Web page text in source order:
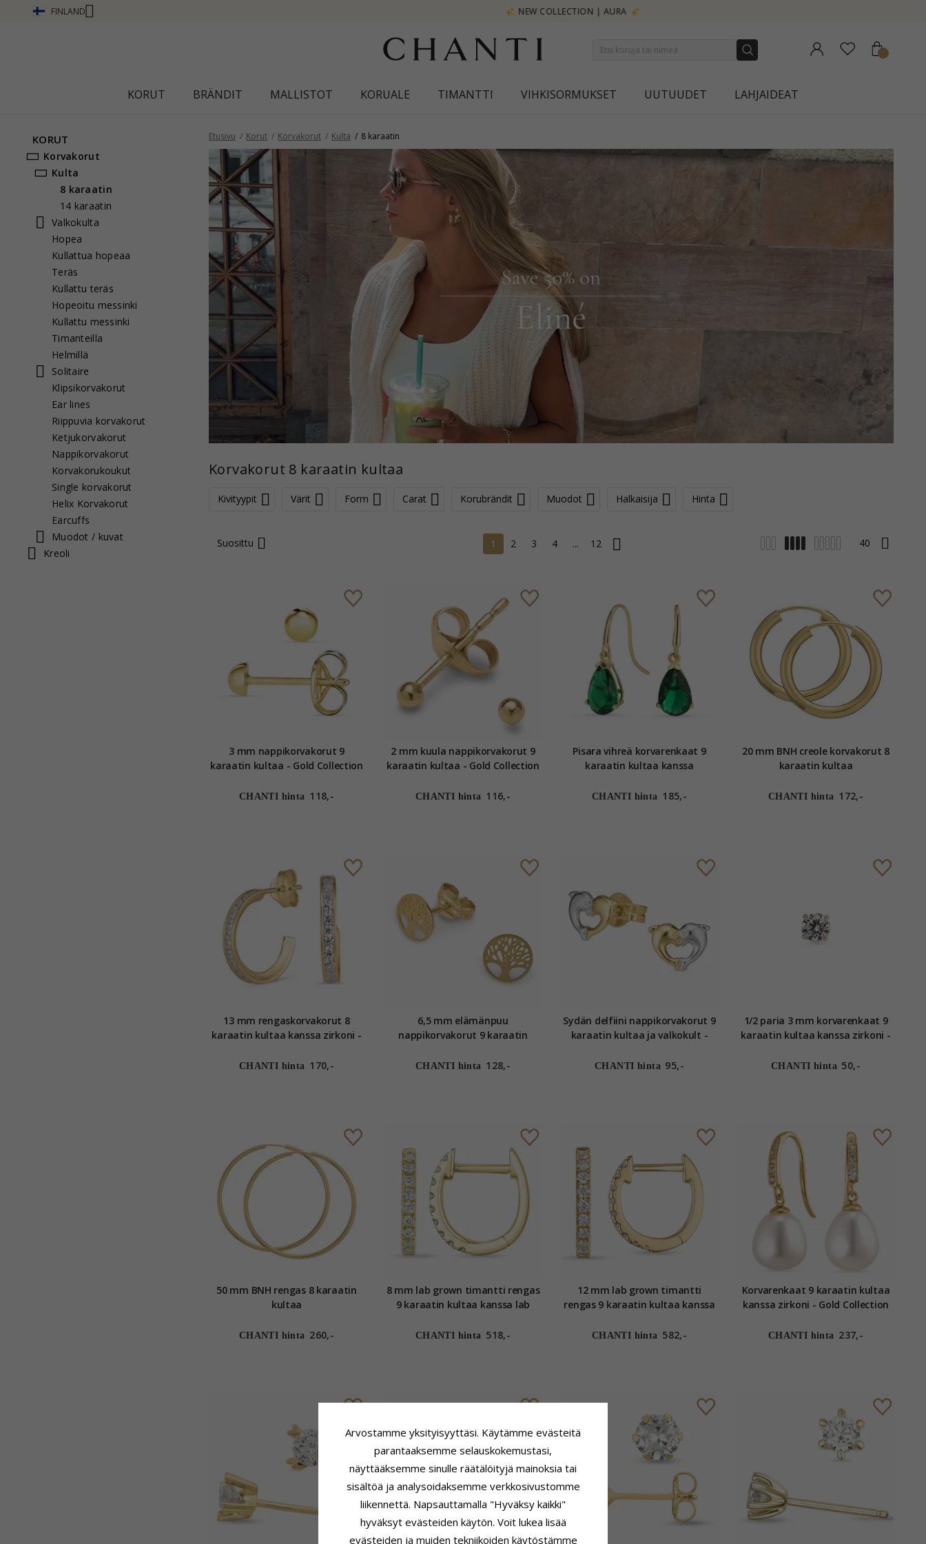
FINLAND NEW COLLECTION | AURA
KORUT BRÄNDIT MALLISTOT KORUALE TIMANTTI VIHKISORMUKSET UUTUUDET LAHJAIDEAT
KORUT
Korvakorut
Kulta
8 karaatin
14 karaatin
Valkokulta
Hopea
Kullattua hopeaa
Teräs
Kullattu teräs
Hopeoitu messinki
Kullattu messinki
Timanteilla
Helmillä
Solitaire
Klipsikorvakorut
Ear lines
Riippuvia korvakorut
Ketjukorvakorut
Nappikorvakorut
Korvakorukoukut
Single korvakorut
Helix Korvakorut
Earcuffs
Muodot / kuvat
Kreoli
Etusivu Korut Korvakorut Kulta 8 karaatin
Korvakorut 8 karaatin kultaa
Kivityypit Värit Form Carat Korubrändit Muodot Halkaisija Hinta
Suosittu 1 2 3 4 ... 12
3 mm nappikorvakorut 9
karaatin kultaa - Gold Collection
CHANTI hinta 118,-
2 mm kuula nappikorvakorut 9
karaatin kultaa - Gold Collection
CHANTI hinta 116,-
Pisara vihreä korvarenkaat 9
karaatin kultaa kanssa
Collection
CHANTI hinta 185,-
20 mm BNH creole korvakorut 8
karaatin kultaa
CHANTI hinta 172,-
13 mm rengaskorvakorut 8
karaatin kultaa kanssa zirkoni -
CHANTI hinta 170,-
6,5 mm elämänpuu
nappikorvakorut 9 karaatin
CHANTI hinta 128,-
Sydän delfiini nappikorvakorut 9
karaatin kultaa ja valkokult -
CHANTI hinta 95,-
1/2 paria 3 mm korvarenkaat 9
karaatin kultaa kanssa zirkoni -
CHANTI hinta 50,-
50 mm BNH rengas 8 karaatin
kultaa
CHANTI hinta 260,-
8 mm lab grown timantti rengas
9 karaatin kultaa kanssa lab
CHANTI hinta 518,-
12 mm lab grown timantti
rengas 9 karaatin kultaa kanssa
CHANTI hinta 582,-
Korvarenkaat 9 karaatin kultaa
kanssa zirkoni - Gold Collection
CHANTI hinta 237,-
Arvostamme yksityisyyttäsi. Käytämme evästeitä
parantaaksemme selauskokemustasi,
näyttääksemme sinulle räätälöityjä mainoksia tai
sisältöä ja analysoidaksemme verkkosivustomme
liikennettä. Napsauttamalla "Hyväksy kaikki"
hyväksyt evästeiden käytön. Voit lukea lisää
evästeiden ja muiden tekniikoiden käytöstämme